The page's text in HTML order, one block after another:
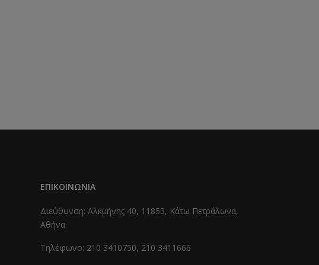
ΕΠΙΚΟΙΝΩΝΊΑ
Διεύθυνση: Αλκμήνης 40, 11853, Κάτω Πετράλωνα,
Αθήνα
Τηλέφωνο: 210 3410750, 210 3411666